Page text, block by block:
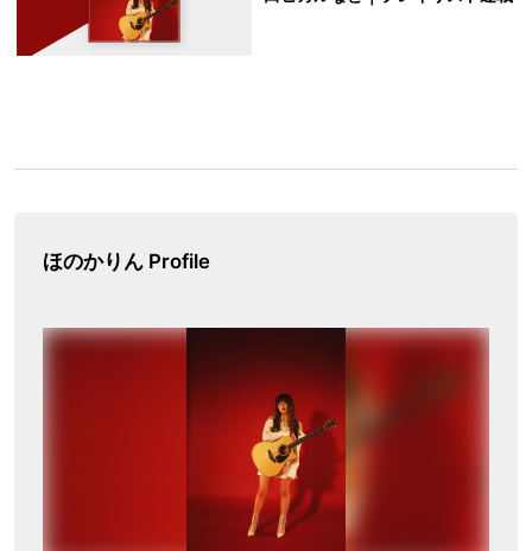
ほのかりん Profile